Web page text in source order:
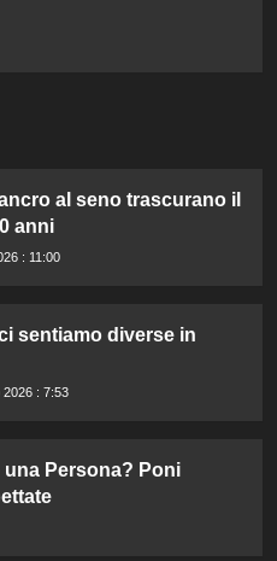
al seno trascurano il
anni
: 11:00
sentiamo diverse in
2026 : 7:53
Persona? Poni